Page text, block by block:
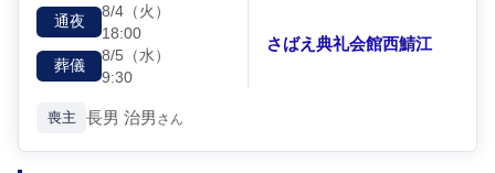
通夜
8/4 （火）
18:00
葬儀
8/5 （水）
9:30
さばえ典礼会館西鯖江
喪主 長男 治男 さん